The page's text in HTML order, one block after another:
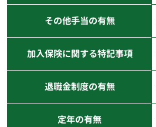
その他手当の有無
加入保険に関する特記事項
退職金制度の有無
定年の有無